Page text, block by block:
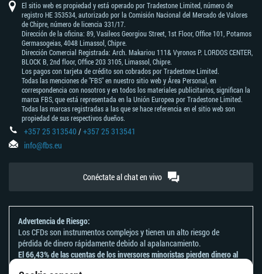
El sitio web es propiedad y está operado por Tradestone Limited, número de
registro HE 353534, autorizado por la Comisión Nacional del Mercado de Valores
de Chipre, número de licencia 331/17.
Dirección de la oficina: 89, Vasileos Georgiou Street, 1st Floor, Office 101, Potamos
Germasogeias, 4048 Limassol, Chipre.
Dirección Comercial Registrada: Arch. Makariou 111& Vyronos Р. LORDOS CENTER,
BLOCK В, 2nd floor, Office 203 3105, Limassol, Chipre.
Los pagos con tarjeta de crédito son cobrados por Tradestone Limited.
Todas las menciones de "FBS" en nuestro sitio web y Área Personal, en
correspondencia con nosotros y en todos los materiales publicitarios, significan la
marca FBS, que está representada en la Unión Europea por Tradestone Limited.
Todas las marcas registradas a las que se hace referencia en el sitio web son
propiedad de sus respectivos dueños.
+357 25 313540/+357 25 313541
info@fbs.eu
Conéctate al chat en vivo
Advertencia de Riesgo:
Los CFDs son instrumentos complejos y tienen un alto riesgo de
pérdida de dinero rápidamente debido al apalancamiento.
El 66,43% de las cuentas de los inversores minoristas pierden dinero al